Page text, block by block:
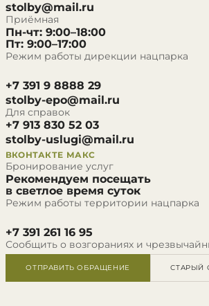
stolby@mail.ru
Приёмная
Пн-чт: 9:00–18:00
Пт: 9:00–17:00
Режим работы дирекции нацпарка
+7 391 9 8888 29
stolby-epo@mail.ru
Для справок
+7 913 830 52 03
stolby-uslugi@mail.ru
ВКОНТАКТЕ МАКС
Бронирование услуг
Рекомендуем посещать
в светлое время суток
Режим работы территории нацпарка
+7 391 261 16 95
Сообщить о возгораниях и
ОТПРАВИТЬ ОБРАЩЕНИЕ СТАРЫЙ